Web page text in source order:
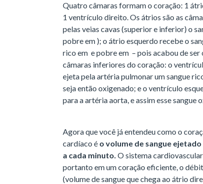
Quatro câmaras formam o coração: 1
1 ventrículo direito. Os átrios são as
pelas veias cavas (superior e inferior) o
pobre em ); o átrio esquerdo recebe o
rico em e pobre em – pois acabou de ser
câmaras inferiores do coração: o
ejeta pela artéria pulmonar um sangue
seja então oxigenado; e o ventrículo
para a artéria aorta, e assim esse
Agora que você já entendeu como o
cardíaco é o volume de sangue
a cada minuto. O sistema
portanto em um coração eficiente, o
(volume de sangue que chega ao átrio